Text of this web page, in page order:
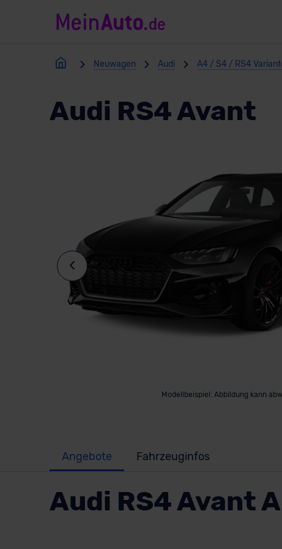
Neuwagen Audi A4 / S4 / RS4
Audi RS4 Avant
Modellbeispiel: Abbildung kann
Angebote Fahrzeuginfos
Audi RS4 Avant